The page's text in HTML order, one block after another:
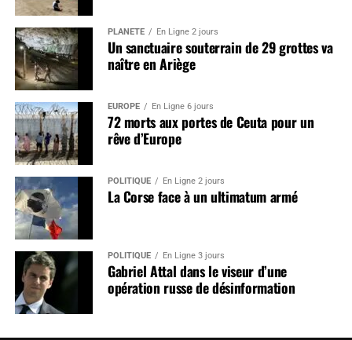
PLANÈTE En Ligne 2 jours
Un sanctuaire souterrain de 29 grottes va
naître en Ariège
EUROPE En Ligne 6 jours
72 morts aux portes de Ceuta pour un
rêve d’Europe
POLITIQUE En Ligne 2 jours
La Corse face à un ultimatum armé
POLITIQUE En Ligne 3 jours
Gabriel Attal dans le viseur d’une
opération russe de désinformation